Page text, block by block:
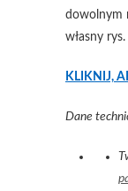
dowolnym
własny rys.
KLIKNIJ,
Dane